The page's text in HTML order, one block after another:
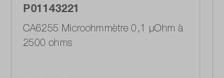
P01143221
CA6255 Microohmmètre 0,1 µOhm à
2500 ohms